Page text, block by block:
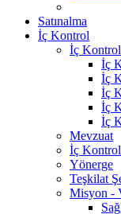
Satınalma
İç Kontrol
İç Kontrol
İç
İç
İç
İç
İç
Mevzuat
İç Kontrol
Yönerge
Teşkilat
Misyon -